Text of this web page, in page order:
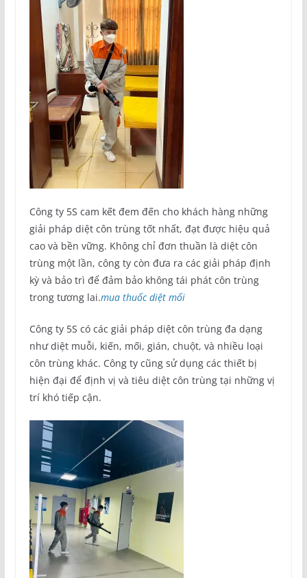
Công ty 5S cam kết đem đến cho khách hàng những
giải pháp diệt côn trùng tốt nhất, đạt được hiệu quả
cao và bền vững. Không chỉ đơn thuần là diệt côn
trùng một lần, công ty còn đưa ra các giải pháp định
kỳ và bảo trì để đảm bảo không tái phát côn trùng
trong tương lai.mua thuốc diệt mối
Công ty 5S có các giải pháp diệt côn trùng đa dạng
như diệt muỗi, kiến, mối, gián, chuột, và nhiều loại
côn trùng khác. Công ty cũng sử dụng các thiết bị
hiện đại để định vị và tiêu diệt côn trùng tại những vị
trí khó tiếp cận.